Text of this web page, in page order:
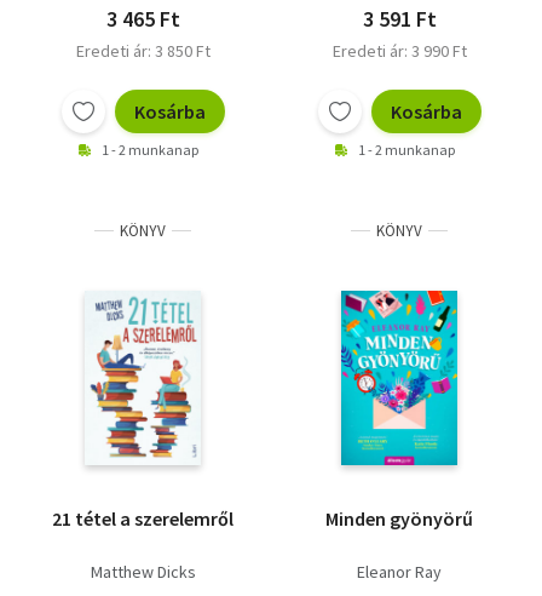
3 465 Ft
Eredeti ár: 3 850 Ft
Kosárba
1 - 2 munkanap
3 591 Ft
Eredeti ár: 3 990 Ft
Kosárba
1 - 2 munkanap
KÖNYV
21 tétel a szerelemről
Matthew Dicks
KÖNYV
Minden gyönyörű
Eleanor Ray